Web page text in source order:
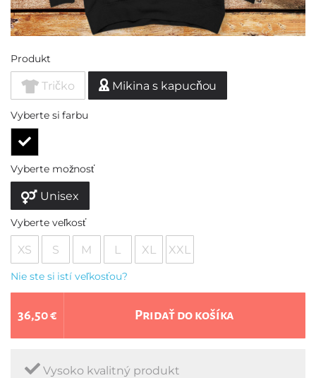
Produkt
Tričko Mikina s kapucňou
Vyberte si farbu
Vyberte možnosť
Unisex
Vyberte veľkosť
XS S M L XL XXL
Nie ste si istí veľkosťou?
36,50 € Pridať do košíka
Vysoko kvalitný produkt